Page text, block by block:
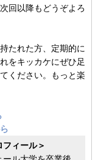
回以降もどうぞよろ
たれた方、定期的に
をキッカケにぜひ足
ください。もっと楽
ィール＞